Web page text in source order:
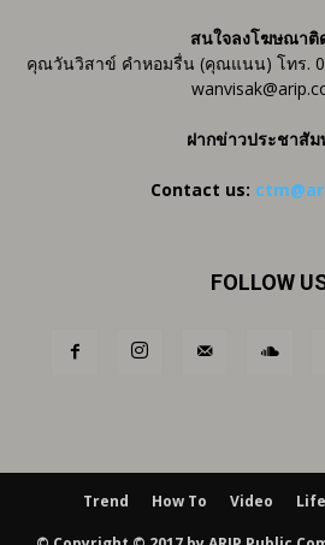
สนใจลงโฆษณาติ
คุณวันวิสาข์ คำหอมรื่น (คุณแนน) โทร.
ฝากข่าวประชาสั
Contact us:
FOLLOW
Trend How To Video